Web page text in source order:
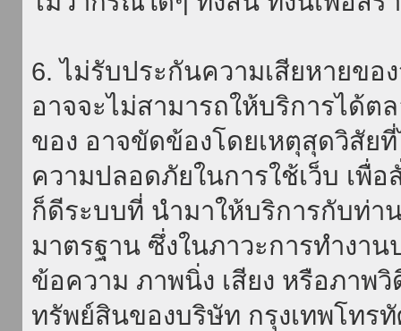
6. ไม่รับประกันความเสียหายขอ
อาจจะไม่สามารถให้บริการได้ต
ของ อาจขัดข้องโดยเหตุสุดวิสัย
ความปลอดภัยในการใช้เว็บ เพื่
ก็ดีระบบที่ นำมาให้บริการกับท่
มาตรฐาน ซึ่งในภาวะการทำงา
ข้อความ ภาพนิ่ง เสียง หรือภาพ
ทรัพย์สินของบริษัท กรุงเทพโทร